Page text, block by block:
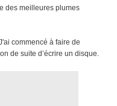
des meilleures plumes
commencé à faire de
de suite d’écrire un disque.